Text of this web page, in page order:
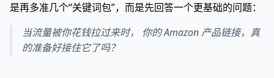
是再多准几个“关键词包”，而是先回答一个更基础的问题：
当流量被你花钱拉过来时， 你的 Amazon 产品链接，真
的准备好接住它了吗？